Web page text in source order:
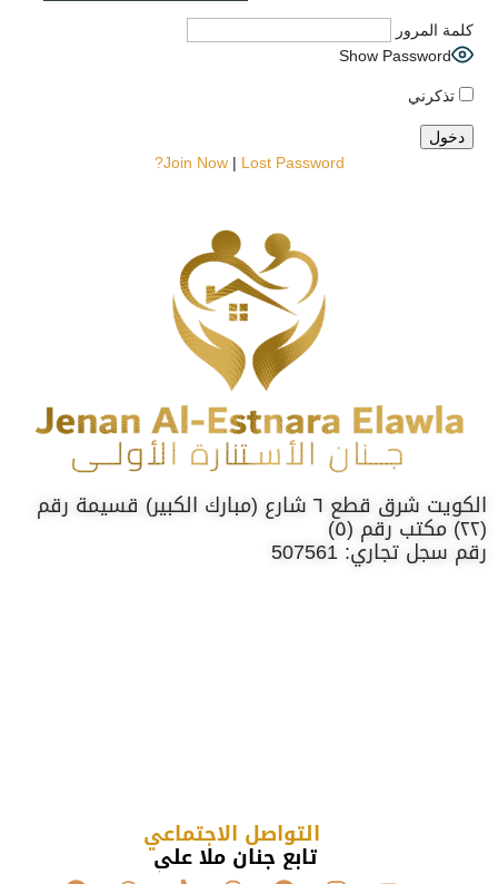
كلمة المرور
Show Password
تذكرني
Join Now| Lost Password?
الكويت شرق قطع ٦ شارع (مبارك الكبير) قسيمة رقم
(٢٢) مكتب رقم (٥)
رقم سجل تجاري: 507561
التواصل الاجتماعي
تابع جنان ملا علي